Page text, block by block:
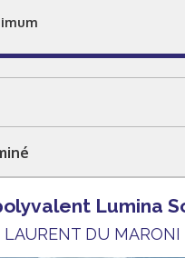
Lumina
LAURENT DU MARONI